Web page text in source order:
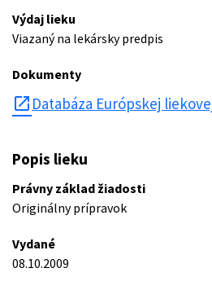
Výdaj lieku
Viazaný na lekársky predpis
Dokumenty
open_in_new Databáza Európskej
Popis lieku
Právny základ žiadosti
Originálny prípravok
Vydané
08.10.2009